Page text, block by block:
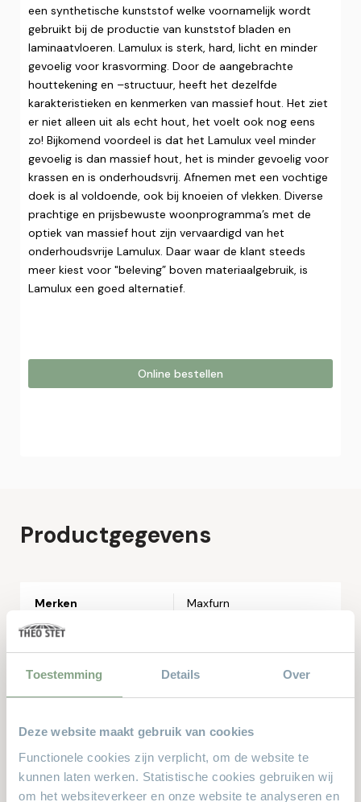
Toestemming Details Over
Deze website maakt gebruik van cookies
Functionele cookies zijn verplicht, om de website te
kunnen laten werken. Statistische cookies gebruiken wij
om het websiteverkeer en onze website te analyseren en
een synthetische kunststof welke voornamelijk wordt
gebruikt bij de productie van kunststof bladen en
laminaatvloeren. Lamulux is sterk, hard, licht en minder
gevoelig voor krasvorming. Door de aangebrachte
houttekening en –structuur, heeft het dezelfde
karakteristieken en kenmerken van massief hout. Het ziet
er niet alleen uit als echt hout, het voelt ook nog eens
zo! Bijkomend voordeel is dat het Lamulux veel minder
gevoelig is dan massief hout, het is minder gevoelig voor
krassen en is onderhoudsvrij. Afnemen met een vochtige
doek is al voldoende, ook bij knoeien of vlekken. Diverse
prachtige en prijsbewuste woonprogramma’s met de
optiek van massief hout zijn vervaardigd van het
onderhoudsvrije Lamulux. Daar waar de klant steeds
meer kiest voor "beleving” boven materiaalgebruik, is
Lamulux een goed alternatief.
Online bestellen
Telefoonnummer*
Straat en huisnummer*
Postcode*
Woonplaats*
Productgegevens
Merken Maxfurn
Breedte in CM
Diepte in CM 45
Hoogte in CM 50